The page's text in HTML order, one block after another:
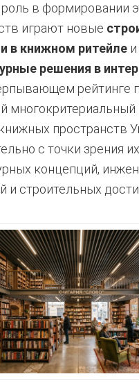
в формировании
играют новые
в книжном ритейле
решения в
рейтинге
многокритериальный
пространств
с точки зрения их
концепций,
и строительных